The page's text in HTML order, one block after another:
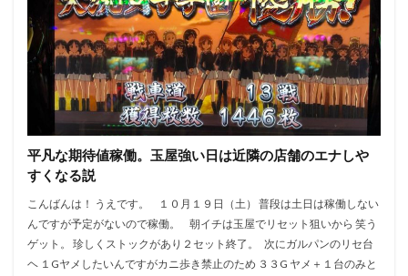
平凡な期待値稼働。玉屋強い日は近隣の店舗のエナしや
すくなる説
こんばんは！ うえです。 １０月１９日（土） 普段は土日は稼働しない
んですが予定がないので稼働。 朝イチは玉屋でリセット狙いから 笑う
ゲット。 珍しくストックがあり２セット終了。 次にガルパンのリセ台
ヘ １Gヤメしたいんですがカニ歩き禁止のため ３３G ヤメ＋１台のみと